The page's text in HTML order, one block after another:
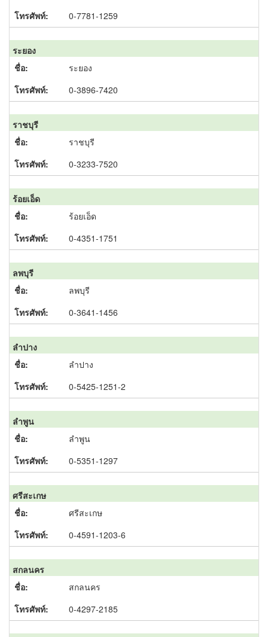
0-7781-1259
ระยอง
ระยอง
0-3896-7420
ราชบุรี
ราชบุรี
0-3233-7520
ร้อยเอ็ด
ร้อยเอ็ด
0-4351-1751
ลพบุรี
ลพบุรี
0-3641-1456
ลำปาง
ลำปาง
0-5425-1251-2
ลำพูน
ลำพูน
0-5351-1297
ศรีสะเกษ
ศรีสะเกษ
0-4591-1203-6
สกลนคร
สกลนคร
0-4297-2185